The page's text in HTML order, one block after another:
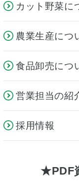
カット野菜に
農業生産につ
食品卸売につ
営業担当の紹
採用情報
PDF